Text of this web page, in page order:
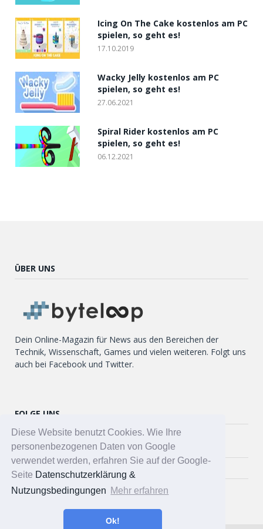
Diese Website benutzt Cookies. Wie Ihre
personenbezogenen Daten von Google
verwendet werden, erfahren Sie auf der Google-
Seite Datenschutzerklärung &
Nutzungsbedingungen Mehr erfahren
Ok!
Icing On The Cake kostenlos am PC
spielen, so geht es!
17.10.2019
Wacky Jelly kostenlos am PC
spielen, so geht es!
27.06.2021
Spiral Rider kostenlos am PC
spielen, so geht es!
06.12.2021
ÜBER UNS
Dein Online-Magazin für News aus den Bereichen der
Technik, Wissenschaft, Games und vielen weiteren. Folgt uns
auch bei Facebook und Twitter.
FOLGE UNS
Twitter
Facebook